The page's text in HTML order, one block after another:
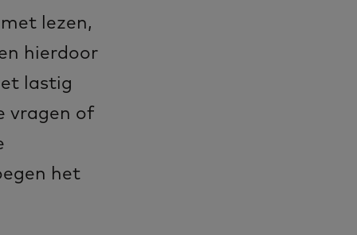
lezen,
hierdoor
lastig
vragen of
het